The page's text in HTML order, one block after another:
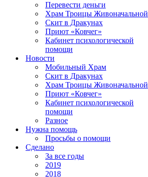
Перевести деньги
Храм Троицы Живоначальной
Скит в Дракунах
Приют «Ковчег»
Кабинет психологической
помощи
Новости
Мобильный Храм
Скит в Дракунах
Храм Троицы Живоначальной
Приют «Ковчег»
Кабинет психологической
помощи
Разное
Нужна помощь
Просьбы о помощи
Сделано
За все годы
2019
2018